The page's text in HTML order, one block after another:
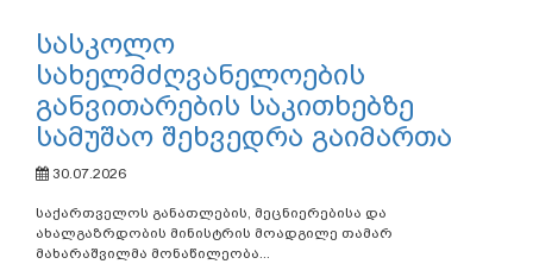
სასკოლო
სახელმძღვანელოების
განვითარების საკითხებზე
სამუშაო შეხვედრა გაიმართა
30.07.2026
საქართველოს განათლების, მეცნიერებისა და
ახალგაზრდობის მინისტრის მოადგილე თამარ
მახარაშვილმა მონაწილეობა...